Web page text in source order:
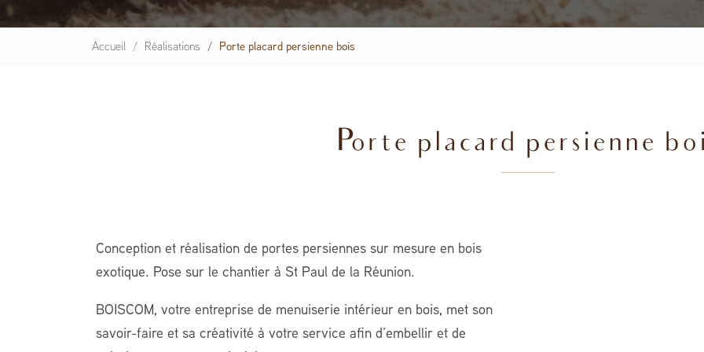
Accueil Réalisations Porte placard persienne bois
Porte placard persienne
Conception et réalisation de portes persiennes sur mesure en bois
exotique. Pose sur le chantier à St Paul de la Réunion.
BOISCOM, votre entreprise de menuiserie intérieur en bois, met son
savoir-faire et sa créativité à votre service afin d’embellir et de